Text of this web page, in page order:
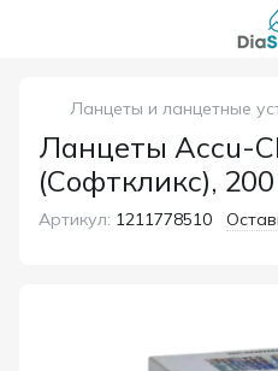
Ланцеты и ланцетные
Ланцеты Accu-
(Софткликс),
Артикул: 1211778510